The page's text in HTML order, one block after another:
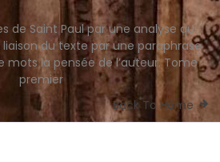
de Saint Paul par une analyse qui
du texte par une paraphrase
mots la pensée de l’auteur. Tome
premier
Back To Home